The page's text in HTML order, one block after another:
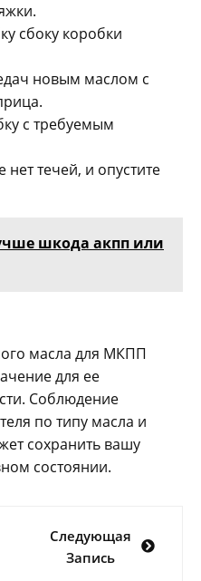
сбоку коробки
новым маслом с
с требуемым
нет течей, и опустите
шкода акпп или
масла для МКПП
для ее
Соблюдение
по типу масла и
сохранить вашу
состоянии.
Следующая
Запись